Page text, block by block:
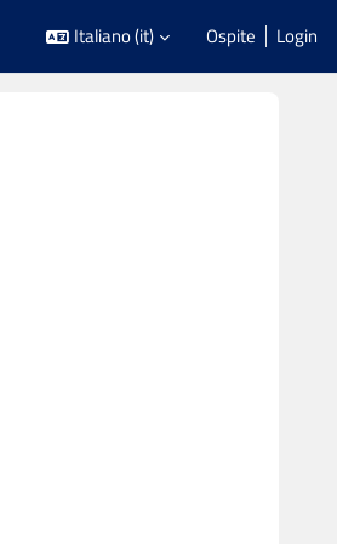
Italiano ‎(it)‎ Ospite Login